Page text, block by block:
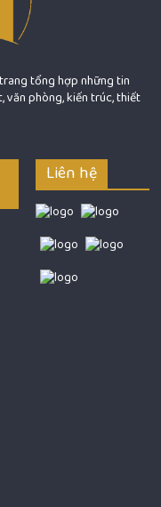
tổng hợp những tin
văn phòng, kiến trúc, thiết
Liên hệ